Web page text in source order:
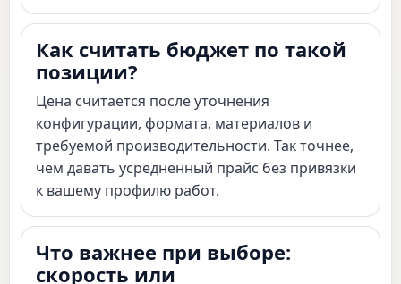
Как считать бюджет по такой
позиции?
Цена считается после уточнения
конфигурации, формата, материалов и
требуемой производительности. Так точнее,
чем давать усредненный прайс без привязки
к вашему профилю работ.
Что важнее при выборе:
скорость или